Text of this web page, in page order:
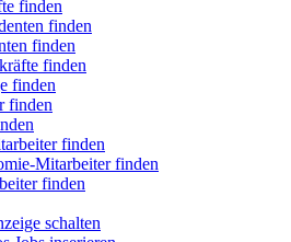
finden
finden
finden
finden
finden
finden
finden
Mitarbeiter finden
finden
schalten